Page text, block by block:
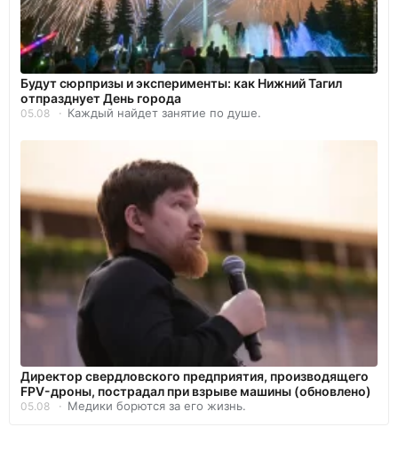
Будут сюрпризы и эксперименты: как Нижний Тагил
отпразднует День города
05.08 Каждый найдет занятие по душе.
Директор свердловского предприятия, производящего
FPV-дроны, пострадал при взрыве машины (обновлено)
05.08 Медики борются за его жизнь.